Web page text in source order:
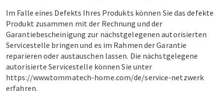
Im Falle eines Defekts Ihres Produkts können Sie das defekte
Produkt zusammen mit der Rechnung und der
Garantiebescheinigung zur nächstgelegenen autorisierten
Servicestelle bringen und es im Rahmen der Garantie
reparieren oder austauschen lassen. Die nächstgelegene
autorisierte Servicestelle können Sie unter
https://www.tommatech-home.com/de/service-netzwerk
erfahren.